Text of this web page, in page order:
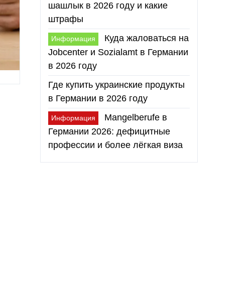
шашлык в 2026 году и какие
штрафы
Информация
Куда жаловаться на
Jobcenter и Sozialamt в Германии
в 2026 году
Где купить украинские продукты
в Германии в 2026 году
Информация
Mangelberufe в
Германии 2026: дефицитные
профессии и более лёгкая виза